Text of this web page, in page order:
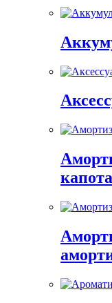
капота